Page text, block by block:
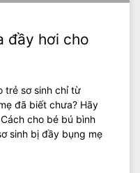
đầy hơi cho
trẻ sơ sinh chỉ từ
đã biết chưa? Hãy
cho bé bú bình
sinh bị đầy bụng mẹ